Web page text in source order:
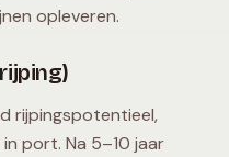
opleveren.
rijpingspotentieel,
port. Na 5–10 jaar